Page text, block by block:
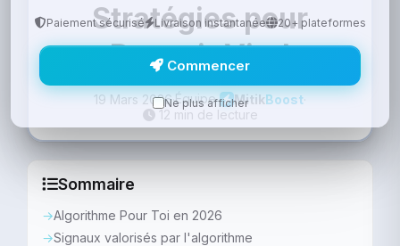
Stratégies pour
Devenir Viral
19 Mars 2026·Équipe MitikBoost·
12 min de lecture
Sommaire
Algorithme Pour Toi en 2026
Signaux valorisés par l'algorithme
Paiement sécurisé Livraison instantanée 20+ plateformes
Commencer
Ne plus afficher